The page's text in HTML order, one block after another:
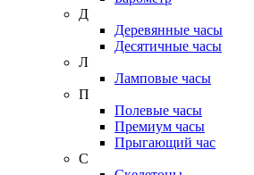
Д
Деревянные часы
Десятичные часы
Л
Ламповые часы
П
Полевые часы
Премиум часы
Прыгающий час
С